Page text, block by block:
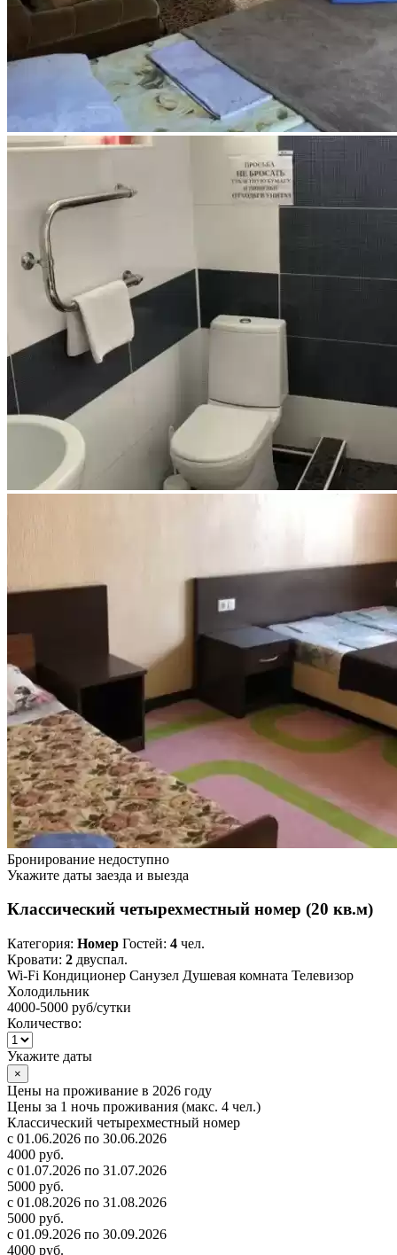
Бронирование недоступно
Укажите даты заезда и выезда
Классический четырехместный номер (20 кв.м)
Категория: Номер Гостей: 4 чел.
Кровати: 2 двуспал.
Wi-Fi Кондиционер Санузел Душевая комната Телевизор
Холодильник
4000-5000 руб/сутки
Количество:
Укажите даты
×
Цены на проживание в 2026 году
Цены за 1 ночь проживания (макс. 4 чел.)
Классический четырехместный номер
с 01.06.2026 по 30.06.2026
4000 руб.
с 01.07.2026 по 31.07.2026
5000 руб.
с 01.08.2026 по 31.08.2026
5000 руб.
с 01.09.2026 по 30.09.2026
4000 руб.